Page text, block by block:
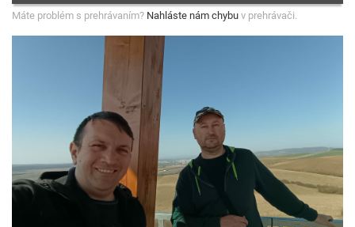
Máte problém s prehrávaním? Nahláste nám chybu v prehrávači.